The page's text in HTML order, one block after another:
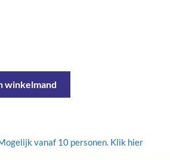
winkelmand
vanaf 10 personen. Klik hier